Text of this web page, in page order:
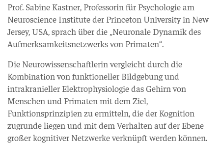
Prof. Sabine Kastner, Professorin für Psychologie am
Neuroscience Institute der Princeton University in New
Jersey, USA, sprach über die „Neuronale Dynamik des
Aufmerksamkeitsnetzwerks von Primaten“.
Die Neurowissenschaftlerin vergleicht durch die
Kombination von funktioneller Bildgebung und
intrakranieller Elektrophysiologie das Gehirn von
Menschen und Primaten mit dem Ziel,
Funktionsprinzipien zu ermitteln, die der Kognition
zugrunde liegen und mit dem Verhalten auf der Ebene
großer kognitiver Netzwerke verknüpft werden können.